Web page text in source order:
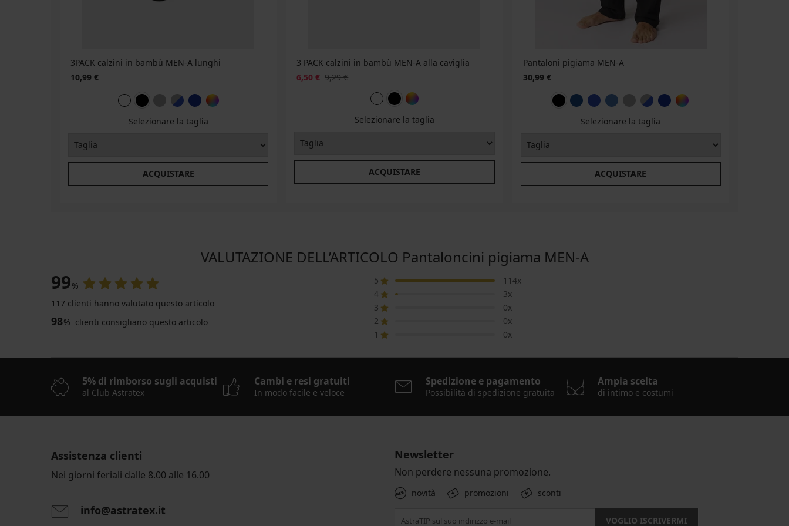
3PACK calzini in bambù MEN-A lunghi
10,99 €
Selezionare la taglia
ACQUISTARE
3 PACK calzini in bambù MEN-A alla caviglia
6,50 € 9,29 €
Selezionare la taglia
ACQUISTARE
Pantaloni pigiama MEN-A
30,99 €
Selezionare la taglia
ACQUISTARE
VALUTAZIONE DELL’ARTICOLO Pantaloncini pigiama MEN-A
99%
117 clienti hanno valutato questo articolo
98% clienti consigliano questo articolo
5
114x
4
3x
3
0x
2
0x
1
0x
5% di rimborso sugli acquisti
al Club Astratex
Cambi e resi gratuiti
In modo facile e veloce
Spedizione e pagamento
Possibilità di spedizione gratuita
Ampia scelta
di intimo e costumi
Assistenza clienti
Nei giorni feriali dalle 8.00 alle 16.00
info@astratex.it
Newsletter
Non perdere nessuna promozione.
novità promozioni sconti
VOGLIO ISCRIVERMI